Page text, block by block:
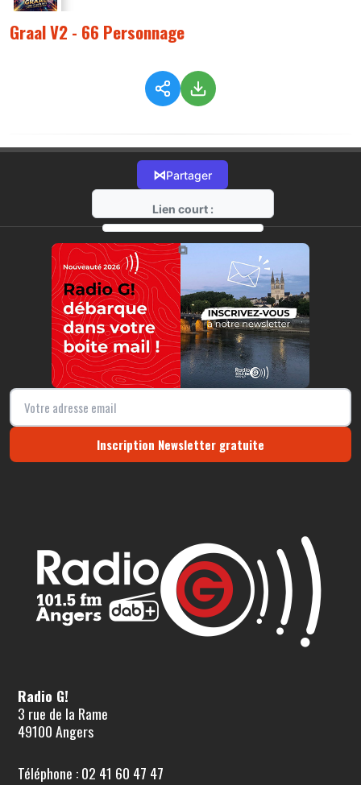
Graal V2 - 66 Personnage
⋈Partager
Lien court :
https://radio-g.fr?12921
⧉
Inscription Newsletter gratuite
Radio G!
3 rue de la Rame
49100 Angers
Téléphone : 02 41 60 47 47